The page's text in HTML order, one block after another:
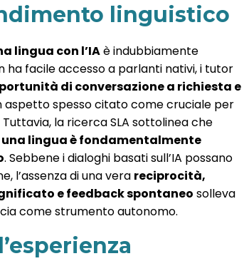
linguistico
lingua con l’IAè indubbiamente
ha facile accesso a parlanti nativi, i tutor
di conversazione a richiesta e
aspetto spesso citato come cruciale per
la ricerca SLA sottolinea che
lingua è fondamentalmente
. Sebbene i dialoghi basati sull’IA possano
l’assenza di una vera reciprocità,
e feedback spontaneo solleva
come strumento autonomo.